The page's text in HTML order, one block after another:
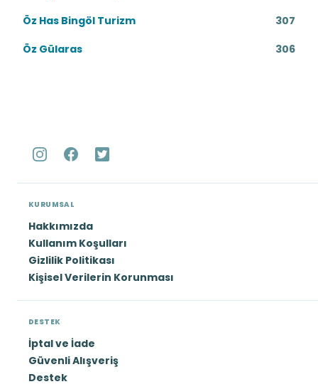
Öz Has Bingöl Turizm
307
Öz Gülaras
306
KURUMSAL
Hakkımızda
Kullanım Koşulları
Gizlilik Politikası
Kişisel Verilerin Korunması
DESTEK
İptal ve İade
Güvenli Alışveriş
Destek